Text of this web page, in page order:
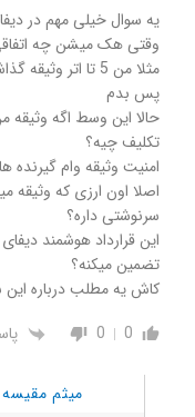
یه سوال خیلی مهم در
وقتی هک میشن چه
پس بدم
حالا این وسط اگه
تکلیف چیه؟
امنیت وثیقه وام گیرنده
اصلا اون ارزی که
سرنوشتی داره؟
این قرارداد هوشمند
تضمین میکنه؟
کاش یه مطلب درباره این
0
0
میثم مقیسه